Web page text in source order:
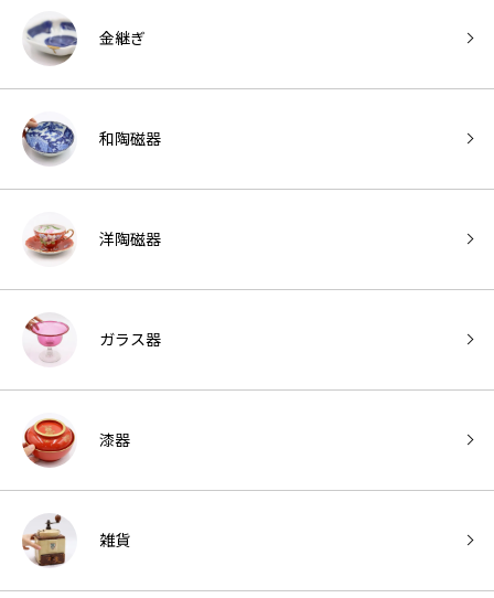
金継ぎ
和陶磁器
洋陶磁器
ガラス器
漆器
雑貨